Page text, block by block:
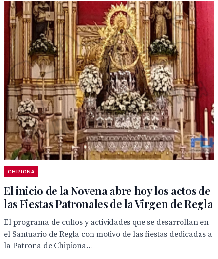
CHIPIONA
El inicio de la Novena abre hoy los actos de
las Fiestas Patronales de la Virgen de Regla
El programa de cultos y actividades que se desarrollan en
el Santuario de Regla con motivo de las fiestas dedicadas a
la Patrona de Chipiona...